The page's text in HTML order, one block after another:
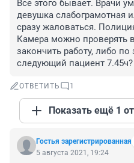
Все этого бывает. Врачи
девушка слабограмотная
сразу жаловаться.
Камера можно проверять
закончить работу, либо по
следующий пациент 7.45ч?
ОТВЕТИТЬ 1
Показать ещё 1
Гостья зарегистрированная
5 августа 2021, 19:24